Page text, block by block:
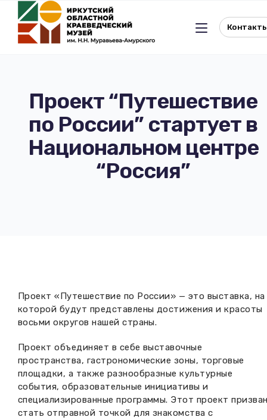
Льготное посещение музея
Независимая оценка
Научные издания
Новости
Отдел истории
Музей В.Г. Распутина
Научно-фондовый отдел
Мемориальный дом А.М. Тюрюмина
Повышение квалификации
Передвижные выставки
Отчетность
Профессиональные мероприятия
Проект “Путешествие
по России” стартует в
Национальном центре
“Россия”
Проект «Путешествие по России» — это выставка, на
которой будут представлены достижения и красоты
восьми округов нашей страны.
Проект объединяет в себе выставочные
пространства, гастрономические зоны, торговые
площадки, а также разнообразные культурные
события, образовательные инициативы и
специализированные программы. Этот проект
стать отправной точкой для знакомства с